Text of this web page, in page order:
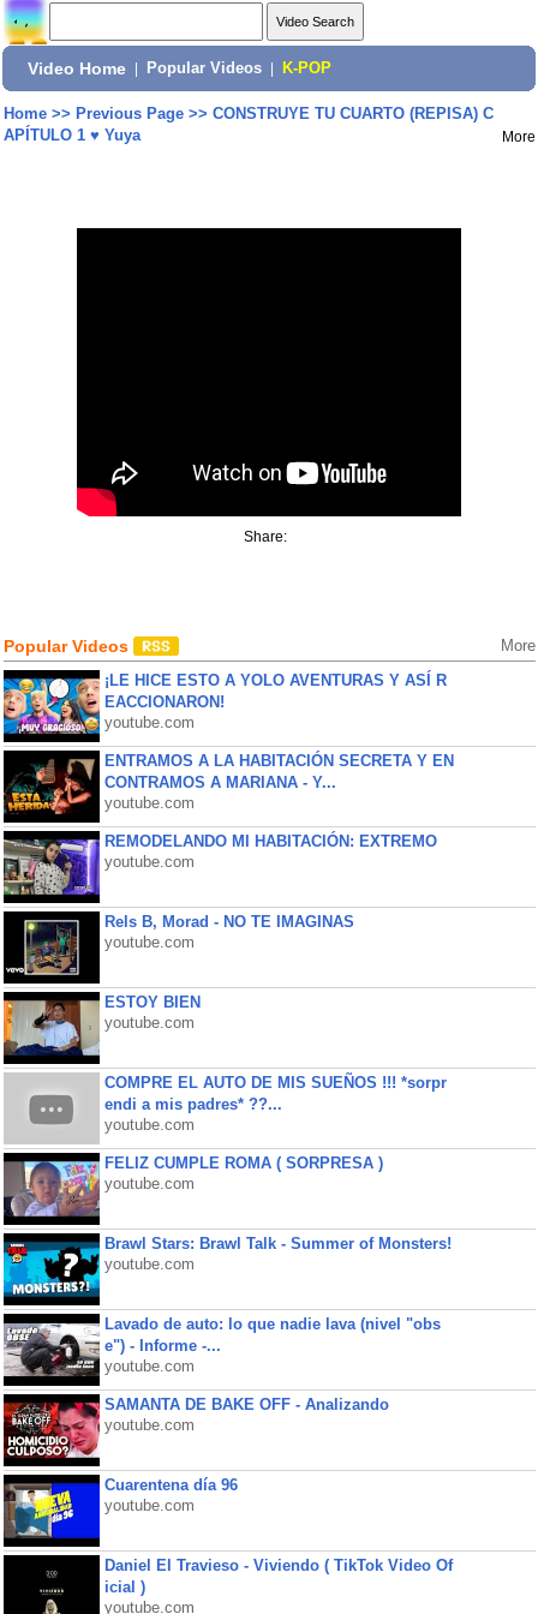
Video Home Popular Videos K-POP
Home>> Previous Page>> CONSTRUYE TU CUARTO (REPISA) C
APÍTULO 1 ♥ Yuya
More
Share:
Popular Videos More
¡LE HICE ESTO A YOLO AVENTURAS Y ASÍ R
EACCIONARON!
youtube.com
ENTRAMOS A LA HABITACIÓN SECRETA Y EN
CONTRAMOS A MARIANA - Y...
youtube.com
REMODELANDO MI HABITACIÓN: EXTREMO
youtube.com
Rels B, Morad - NO TE IMAGINAS
youtube.com
ESTOY BIEN
youtube.com
COMPRE EL AUTO DE MIS SUEÑOS !!! *sorpr
endi a mis padres* ??...
youtube.com
FELIZ CUMPLE ROMA ( SORPRESA )
youtube.com
Brawl Stars: Brawl Talk - Summer of Monsters!
youtube.com
Lavado de auto: lo que nadie lava (nivel "obs
e") - Informe -...
youtube.com
SAMANTA DE BAKE OFF - Analizando
youtube.com
Cuarentena día 96
youtube.com
Daniel El Travieso - Viviendo ( TikTok Video Of
icial )
youtube.com